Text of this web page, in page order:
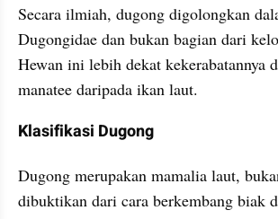
Secara ilmiah, dugong digolongkan
Dugongidae dan bukan bagian dari
Hewan ini lebih dekat kekerabatannya
manatee daripada ikan laut.
Klasifikasi Dugong
Dugong merupakan mamalia laut,
dibuktikan dari cara berkembang biak